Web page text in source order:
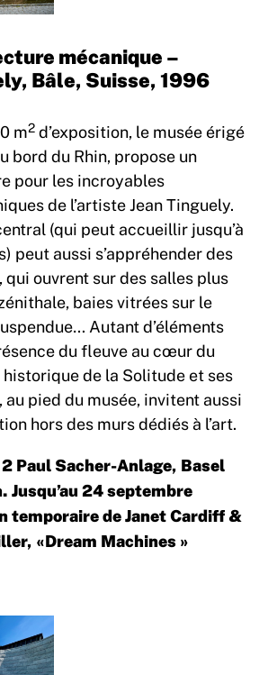
mécanique –
Bâle, Suisse, 1996
m2 d’exposition, le musée érigé
bord du Rhin, propose un
pour les incroyables
de l’artiste Jean Tinguely.
(qui peut accueillir jusqu’à
peut aussi s’appréhender des
ouvrent sur des salles plus
baies vitrées sur le
Autant d’éléments
du fleuve au cœur du
de la Solitude et ses
pied du musée, invitent aussi
hors des murs dédiés à l’art.
Paul Sacher-Anlage, Basel
. Jusqu’au 24 septembre
temporaire de Janet Cardiff &
«Dream Machines »